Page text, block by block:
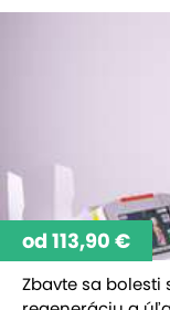
Zbavte sa bolesti
od 113,90 €